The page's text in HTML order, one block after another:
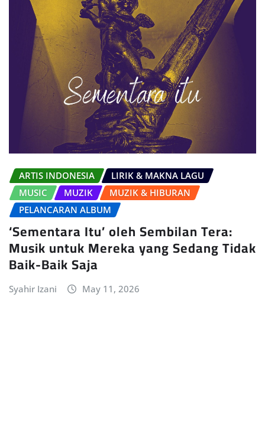
ARTIS INDONESIA
LIRIK & MAKNA LAGU
MUSIC
MUZIK
MUZIK & HIBURAN
PELANCARAN ALBUM
‘Sementara Itu’ oleh Sembilan Tera:
Musik untuk Mereka yang Sedang Tidak
Baik-Baik Saja
Syahir Izani May 11, 2026